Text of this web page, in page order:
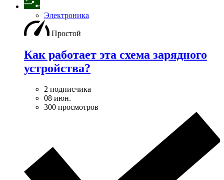
Электроника
Простой
Как работает эта схема зарядного
устройства?
2 подписчика
08 июн.
300 просмотров